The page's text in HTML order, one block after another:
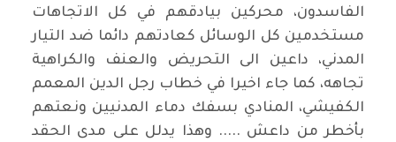
الفاسدون، محركين بيادقهم في كل الاتجاهات
مستخدمين كل الوسائل كعادتهم دائما ضد التيار
المدني، داعين الى التحريض والعنف والكراهية
تجاهه، كما جاء اخيرا في خطاب رجل الدين المعمم
الكفيشي، المنادي بسفك دماء المدنيين ونعتهم
بأخطر من داعش ..... وهذا يدلل على مدى الحقد